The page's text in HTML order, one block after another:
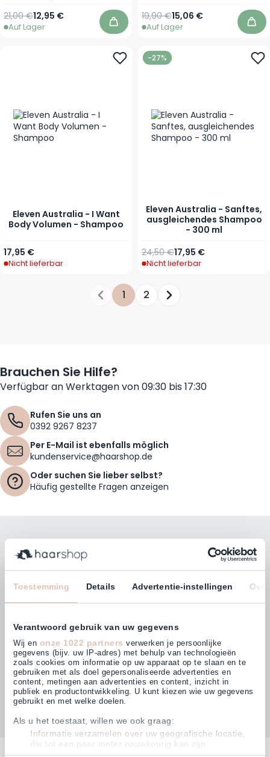
Toestemming Details Advertentie-instellingen Over
Verantwoord gebruik van uw gegevens
Wij en onze 1022 partners verwerken je persoonlijke
gegevens (bijv. uw IP-adres) met behulp van technologieën
zoals cookies om informatie op uw apparaat op te slaan en te
gebruiken met als doel gepersonaliseerde advertenties en
content, metingen aan advertenties en content, inzicht in
publiek en productontwikkeling. U kunt kiezen wie uw gegevens
gebruikt en met welke doelen.
Als u het toestaat, willen we ook graag:
Informatie verzamelen over uw geografische locatie,
die tot een paar meter nauwkeurig kan zijn
Uw apparaat identificeren door het actief te scannen
Sonderpreis
12,95 €
Regulärer Preis
21,00 €
Auf Lager In den Warenkorb
Ab
15,06 €
Regulärer Preis
19,90 €
Auf Lager In
Eleven Australia - I Want
Body Volumen - Shampoo
Ab
17,95 €
Nicht lieferbar
-27%
Eleven Australia - Sanftes,
ausgleichendes Shampoo
- 300 ml
Sonderpreis
17,95 €
Regulärer Preis
24,50 €
Nicht lieferbar
Sie lesen gerade die Seite
1 Seite
2 Seite
Brauchen Sie Hilfe?
Verfügbar an Werktagen von 09:30 bis 17:30
Rufen Sie uns an
0392 9267 8237
Per E-Mail ist ebenfalls möglich
kundenservice@haarshop.de
Oder suchen Sie lieber selbst?
Häufig gestellte Fragen anzeigen
Kontakt
Bleiben Sie mit unserem Newsletter auf dem
Laufenden!
E-Mailadresse
Abonnieren
Kunden bewerten uns mit
4,63 (875)